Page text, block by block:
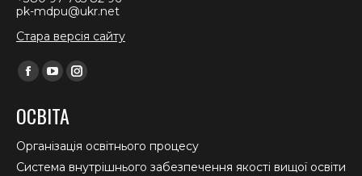
pk-mdpu@ukr.net
Стара версія сайту
Find us on:
Facebook
opens
in
new
YouTube
opens
in
new
Instagram
in
new
ОСВІТА
Організація освітнього процесу
Система внутрішнього забезпечення якості вищої освіти